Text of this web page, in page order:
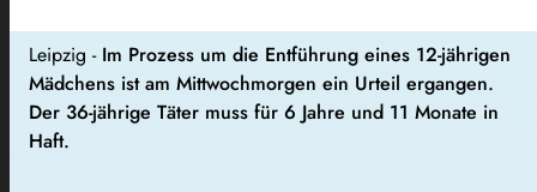
Leipzig - Im Prozess um die Entführung eines 12-jährigen
Mädchens ist am Mittwochmorgen ein Urteil ergangen.
Der 36-jährige Täter muss für 6 Jahre und 11 Monate in
Haft.